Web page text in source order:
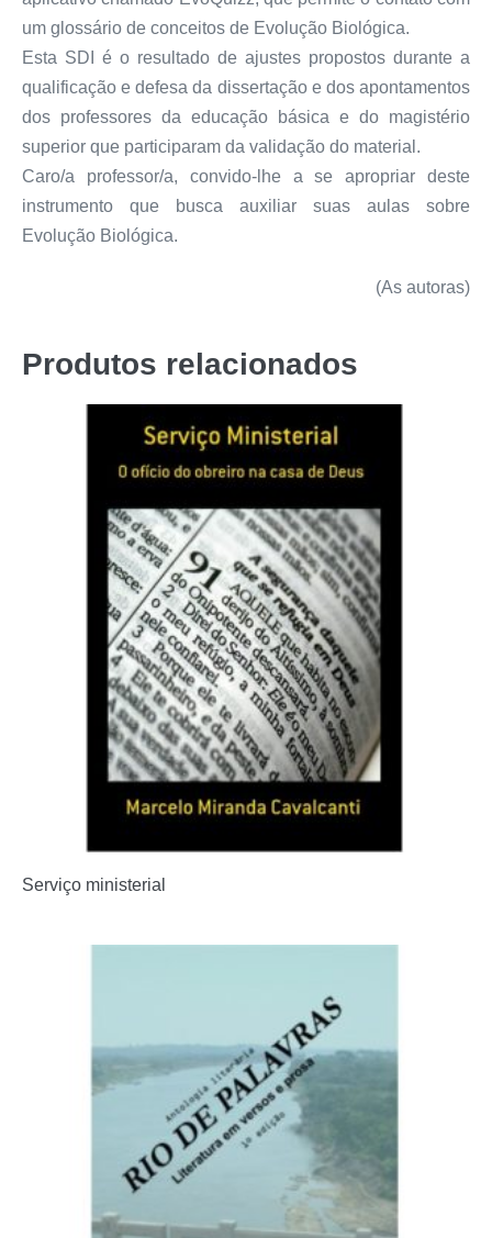
um glossário de conceitos de Evolução Biológica.
Esta SDI é o resultado de ajustes propostos durante a
qualificação e defesa da dissertação e dos apontamentos
dos professores da educação básica e do magistério
superior que participaram da validação do material.
Caro/a professor/a, convido-lhe a se apropriar deste
instrumento que busca auxiliar suas aulas sobre
Evolução Biológica.
(As autoras)
Produtos relacionados
Serviço ministerial